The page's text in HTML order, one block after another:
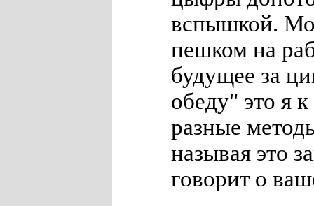
вспышкой.
пешком на
будущее за
обеду" это я
разные
называя это
говорит о